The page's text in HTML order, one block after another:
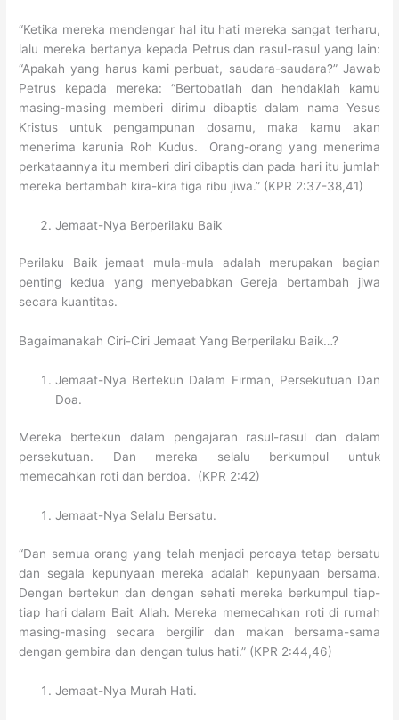
“Ketika mereka mendengar hal itu hati mereka sangat terharu,
lalu mereka bertanya kepada Petrus dan rasul-rasul yang lain:
“Apakah yang harus kami perbuat, saudara-saudara?” Jawab
Petrus kepada mereka: “Bertobatlah dan hendaklah kamu
masing-masing memberi dirimu dibaptis dalam nama Yesus
Kristus untuk pengampunan dosamu, maka kamu akan
menerima karunia Roh Kudus. Orang-orang yang menerima
perkataannya itu memberi diri dibaptis dan pada hari itu jumlah
mereka bertambah kira-kira tiga ribu jiwa.” (KPR 2:37-38,41)
Jemaat-Nya Berperilaku Baik
Perilaku Baik jemaat mula-mula adalah merupakan bagian
penting kedua yang menyebabkan Gereja bertambah jiwa
secara kuantitas.
Bagaimanakah Ciri-Ciri Jemaat Yang Berperilaku Baik…?
Jemaat-Nya Bertekun Dalam Firman, Persekutuan Dan
Doa.
Mereka bertekun dalam pengajaran rasul-rasul dan dalam
persekutuan. Dan mereka selalu berkumpul untuk
memecahkan roti dan berdoa. (KPR 2:42)
Jemaat-Nya Selalu Bersatu.
“Dan semua orang yang telah menjadi percaya tetap bersatu
dan segala kepunyaan mereka adalah kepunyaan bersama.
Dengan bertekun dan dengan sehati mereka berkumpul tiap-
tiap hari dalam Bait Allah. Mereka memecahkan roti di rumah
masing-masing secara bergilir dan makan bersama-sama
dengan gembira dan dengan tulus hati.” (KPR 2:44,46)
Jemaat-Nya Murah Hati.